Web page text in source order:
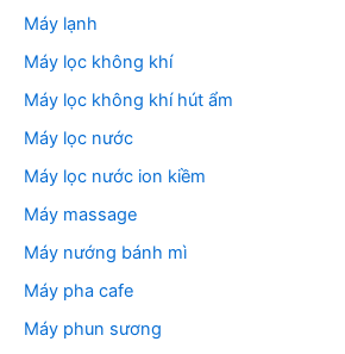
Máy lạnh
Máy lọc không khí
Máy lọc không khí hút ẩm
Máy lọc nước
Máy lọc nước ion kiềm
Máy massage
Máy nướng bánh mì
Máy pha cafe
Máy phun sương